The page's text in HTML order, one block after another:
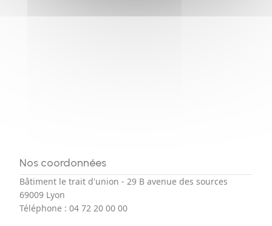
Nos coordonnées
Bâtiment le trait d'union - 29 B avenue des sources
69009 Lyon
Téléphone : 04 72 20 00 00